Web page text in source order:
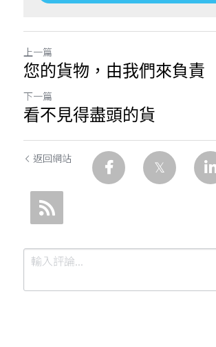
上一篇
您的貨物，由我們來負責
下一篇
看不見得盡頭的貨
返回網站